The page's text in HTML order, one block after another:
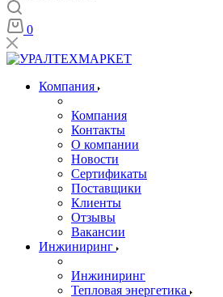
0
Компания
Компания
Контакты
О компании
Новости
Сертификаты
Поставщики
Клиенты
Отзывы
Вакансии
Инжиниринг
Инжиниринг
Тепловая энергетика